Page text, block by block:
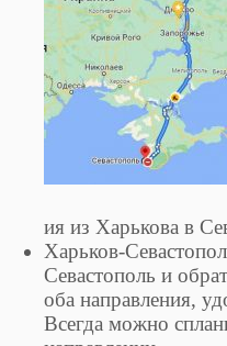
ия из Харькова в
Харьков-
Севастополь и
оба направления,
Всегда можно